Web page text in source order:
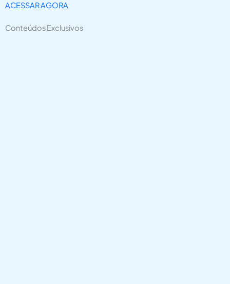
ACESSAR AGORA
Conteúdos Exclusivos